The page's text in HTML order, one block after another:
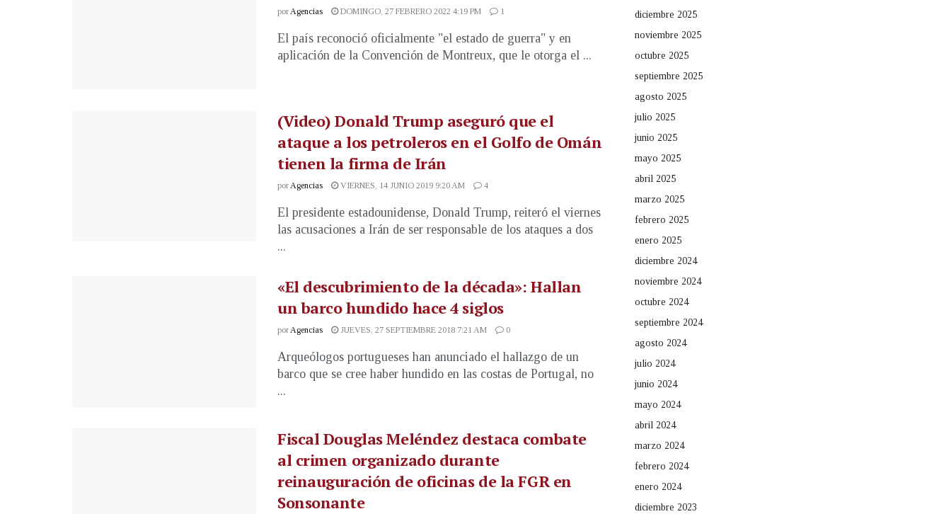
por Agencias DOMINGO, 27 FEBRERO 2022 4:19 PM 1
El país reconoció oficialmente "el estado de guerra" y en
aplicación de la Convención de Montreux, que le otorga el ...
(Video) Donald Trump aseguró que el
ataque a los petroleros en el Golfo de Omán
tienen la firma de Irán
por Agencias VIERNES, 14 JUNIO 2019 9:20 AM 4
El presidente estadounidense, Donald Trump, reiteró el viernes
las acusaciones a Irán de ser responsable de los ataques a dos
...
«El descubrimiento de la década»: Hallan
un barco hundido hace 4 siglos
por Agencias JUEVES, 27 SEPTIEMBRE 2018 7:21 AM 0
Arqueólogos portugueses han anunciado el hallazgo de un
barco que se cree haber hundido en las costas de Portugal, no
...
Fiscal Douglas Meléndez destaca combate
al crimen organizado durante
reinauguración de oficinas de la FGR en
Sonsonante
diciembre 2025
noviembre 2025
octubre 2025
septiembre 2025
agosto 2025
julio 2025
junio 2025
mayo 2025
abril 2025
marzo 2025
febrero 2025
enero 2025
diciembre 2024
noviembre 2024
octubre 2024
septiembre 2024
agosto 2024
julio 2024
junio 2024
mayo 2024
abril 2024
marzo 2024
febrero 2024
enero 2024
diciembre 2023